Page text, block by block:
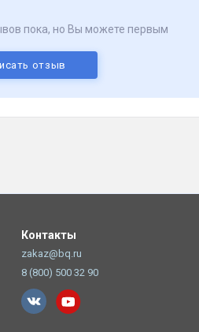
пока, но Вы можете первым
отзыв
Контакты
zakaz@bq.ru
8 (800) 500 32 90